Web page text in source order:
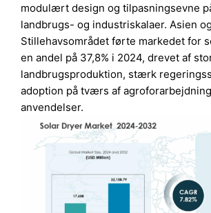
modulært design og tilpasningsevne
landbrugs- og industriskalaer. Asien og
Stillehavsområdet førte markedet for
en andel på 37,8% i 2024, drevet af
landbrugsproduktion, stærk
adoption på tværs af
anvendelser.